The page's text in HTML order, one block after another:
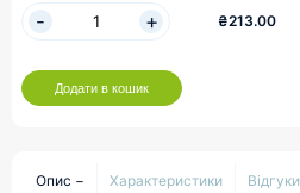
₴213.00
Додати в кошик
Опис Характеристики Відгуки